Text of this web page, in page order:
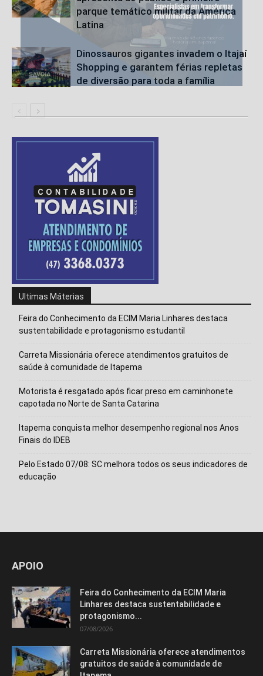
parque temático militar da América
Latina
Dinossauros gigantes invadem o Itajaí
Shopping e garantem férias repletas
de diversão para toda a família
Ultimas Máterias
Feira do Conhecimento da ECIM Maria Linhares destaca
sustentabilidade e protagonismo estudantil
Carreta Missionária oferece atendimentos gratuitos de
saúde à comunidade de Itapema
Motorista é resgatado após ficar preso em caminhonete
capotada no Norte de Santa Catarina
Itapema conquista melhor desempenho regional nos Anos
Finais do IDEB
Pelo Estado 07/08: SC melhora todos os seus indicadores de
educação
APOIO
Feira do Conhecimento da ECIM Maria
Linhares destaca sustentabilidade e
protagonismo...
07/08/2026
Carreta Missionária oferece atendimentos
gratuitos de saúde à comunidade de